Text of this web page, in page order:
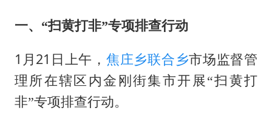
苏有朋亮相百花奖
五角大楼再公布UFO视频
母子三人想去郴州结果到了彬州
一、 “扫黄打非”专项排查行动
1月21 日上午， 焦庄乡联合乡市场监督管
理所在辖区内金刚街集市开展“扫黄打
非”专项排查行动。